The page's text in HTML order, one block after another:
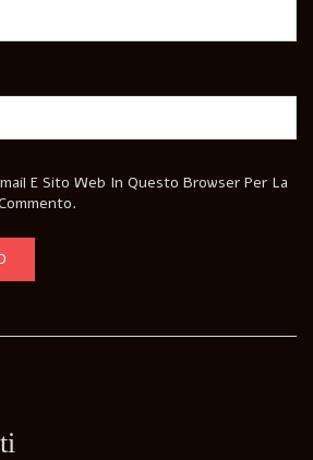
E Sito Web In Questo Browser Per La